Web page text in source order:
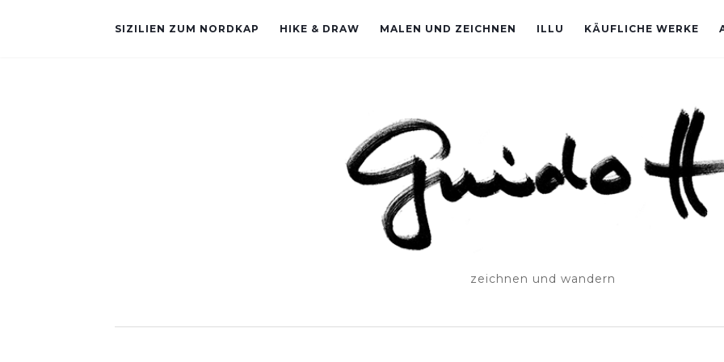
SIZILIEN ZUM NORDKAP HIKE & DRAW MALEN UND ZEICHNEN ILLU KÄUFLICHE WERKE
zeichnen und wandern